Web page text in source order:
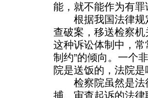
能，就不能作为有罪
根据我国法律规
查破案，移送检察
这种诉讼体制中，常
制约”的倾向。一个
院是送饭的，法院是
检察院虽然是法
捕、审查起诉的法